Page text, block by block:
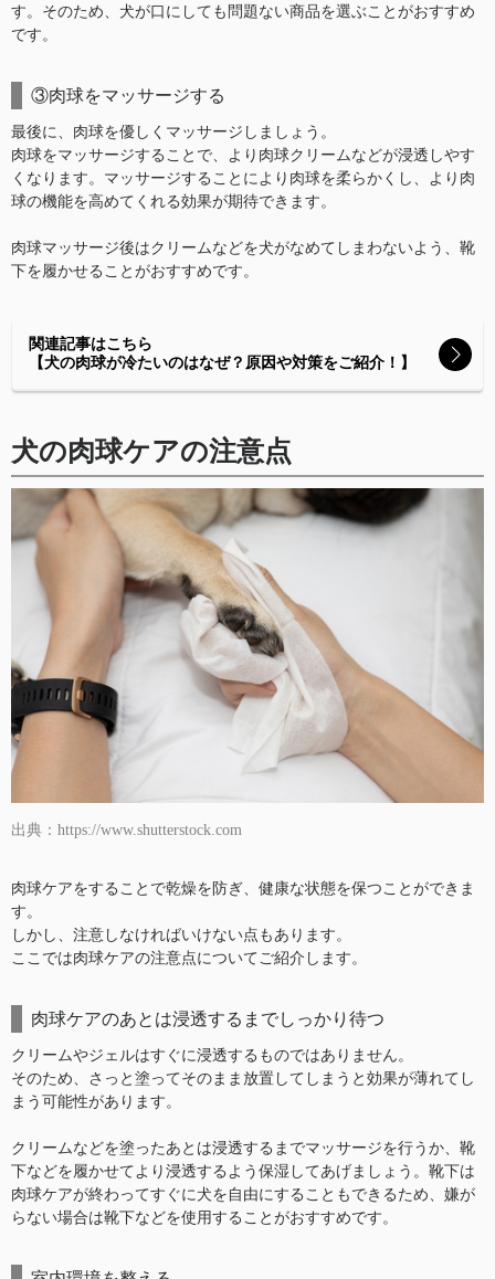
す。そのため、犬が口にしても問題ない商品を選ぶことがおすすめ
です。
③肉球をマッサージする
最後に、肉球を優しくマッサージしましょう。
肉球をマッサージすることで、より肉球クリームなどが浸透しやす
くなります。マッサージすることにより肉球を柔らかくし、より肉
球の機能を高めてくれる効果が期待できます。
肉球マッサージ後はクリームなどを犬がなめてしまわないよう、靴
下を履かせることがおすすめです。
関連記事はこちら
【犬の肉球が冷たいのはなぜ？原因や対策をご紹介！】
犬の肉球ケアの注意点
出典：https://www.shutterstock.com
肉球ケアをすることで乾燥を防ぎ、健康な状態を保つことができま
す。
しかし、注意しなければいけない点もあります。
ここでは肉球ケアの注意点についてご紹介します。
肉球ケアのあとは浸透するまでしっかり待つ
クリームやジェルはすぐに浸透するものではありません。
そのため、さっと塗ってそのまま放置してしまうと効果が薄れてし
まう可能性があります。
クリームなどを塗ったあとは浸透するまでマッサージを行うか、靴
下などを履かせてより浸透するよう保湿してあげましょう。靴下は
肉球ケアが終わってすぐに犬を自由にすることもできるため、嫌が
らない場合は靴下などを使用することがおすすめです。